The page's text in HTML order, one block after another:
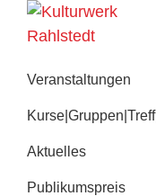
Hauptnavigation
Zum
Inhalt
Rahlstedt
Veranstaltungen
Aktuelles
Publikumspreis